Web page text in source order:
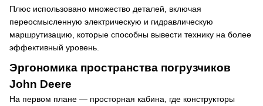
Плюс использовано множество деталей, включая
переосмысленную электрическую и гидравлическую
маршрутизацию, которые способны вывести технику на более
эффективный уровень.
Эргономика пространства погрузчиков
John Deere
На первом плане — просторная кабина, где конструкторы